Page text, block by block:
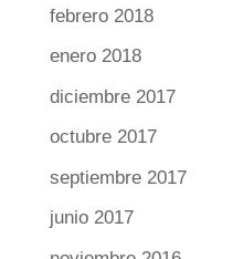
febrero 2018
enero 2018
diciembre 2017
octubre 2017
septiembre 2017
junio 2017